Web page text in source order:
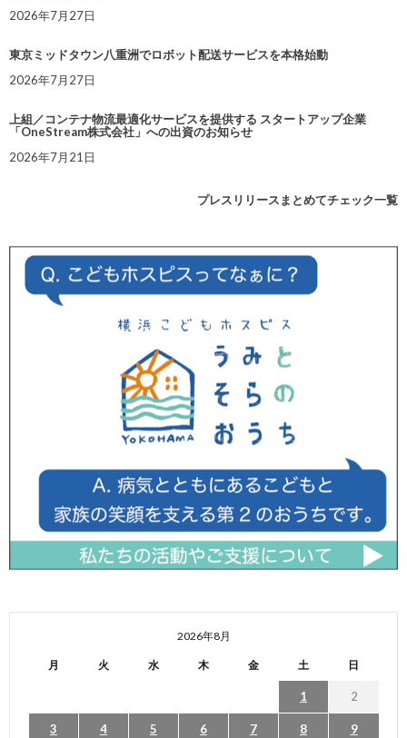
2026年7月27日
東京ミッドタウン八重洲でロボット配送サービスを本格始動
2026年7月27日
上組／コンテナ物流最適化サービスを提供する スタートアップ企業
「OneStream株式会社」への出資のお知らせ
2026年7月21日
プレスリリースまとめてチェック一覧
2026年8月
月 火 水 木 金 土 日
1 2
3 4 5 6 7 8 9